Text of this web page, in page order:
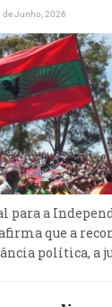
de Junho, 2026
para a
que a
política, a